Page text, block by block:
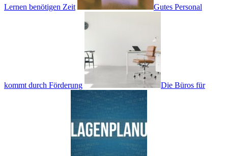
Lernen benötigen Zeit Gutes Personal
kommt durch Förderung Die Büros für